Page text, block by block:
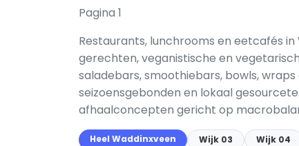
Pagina 1
Restaurants, lunchrooms en eetcafés
gerechten, veganistische en
saladebars, smoothiebars, bowls,
seizoensgebonden en lokaal
afhaalconcepten gericht op
Heel Waddinxveen Wijk 03 Wijk 04